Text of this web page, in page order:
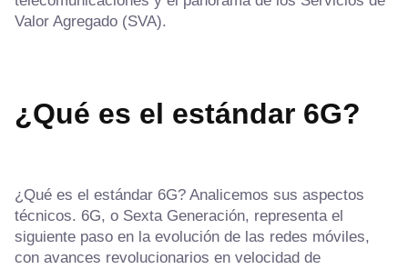
Valor Agregado (SVA).
¿Qué es el estándar 6G?
¿Qué es el estándar 6G? Analicemos sus aspectos
técnicos. 6G, o Sexta Generación, representa el
siguiente paso en la evolución de las redes móviles,
con avances revolucionarios en velocidad de